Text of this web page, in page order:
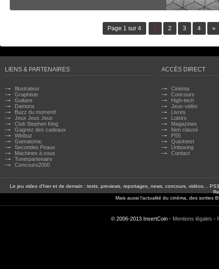
Page 1 sur 4 1 2 3 4 »
LIENS & PARTENAIRES
Illustrateur
Graphiste
Guitare
Damonx
Buzz du moment!
Jeux Jeux Jeux
Club Stephen King
Gagnez des cadeaux
Winbuz
Gamatomic
Secondes Peaux
Machines à sous
Tonerpartenaire
Concours2000
ACCÈS DIRECT
Cinéma
Concours
High-tech
Jeux-vidéo
Livres
Loisirs
Magazines
Non classé
PS5
Quicktest
Unboxing
Contact
Le jeu video d'hier et de demain : tests, previews, reportages, news, concours, vidéos…
Mais aussi l'actualité du cinéma, des sorties
© 2006-2013 InsertCoin - Mentions légales -